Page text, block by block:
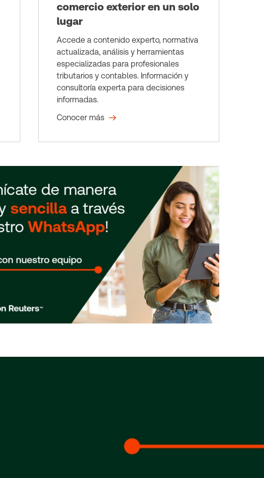
comercio exterior en un solo
lugar
Accede a contenido experto, normativa
actualizada, análisis y herramientas
especializadas para profesionales
tributarios y contables. Información y
consultoría experta para decisiones
informadas.
Conocer más